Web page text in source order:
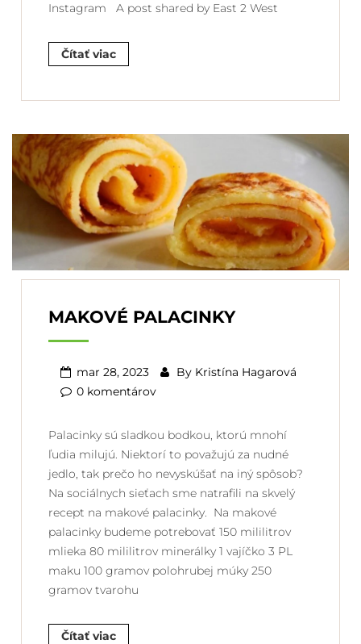
Instagram A post shared by East 2 West
Čítať viac
MAKOVÉ PALACINKY
mar 28, 2023 By Kristína Hagarová
0 komentárov
Palacinky sú sladkou bodkou, ktorú mnohí
ľudia milujú. Niektorí to považujú za nudné
jedlo, tak prečo ho nevyskúšať na iný spôsob?
Na sociálnych sieťach sme natrafili na skvelý
recept na makové palacinky. Na makové
palacinky budeme potrebovať 150 mililitrov
mlieka 80 mililitrov minerálky 1 vajíčko 3 PL
maku 100 gramov polohrubej múky 250
gramov tvarohu
Čítať viac